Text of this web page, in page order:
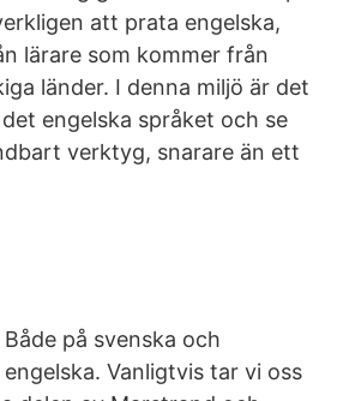
att prata engelska,
lärare som kommer från
länder. I denna miljö är det
engelska språket och se
verktyg, snarare än ett
Både på svenska och
engelska. Vanligtvis tar vi oss